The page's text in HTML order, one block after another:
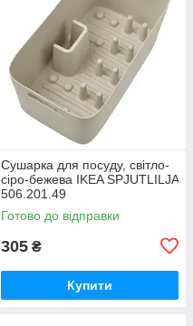
Сушарка для посуду, світло-
сіро-бежева IKEA SPJUTLILJA
506.201.49
Готово до відправки
305 ₴
Купити